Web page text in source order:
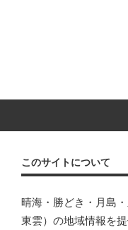
このサイトについて
晴海・勝どき・月島
東雲）の地域情報を